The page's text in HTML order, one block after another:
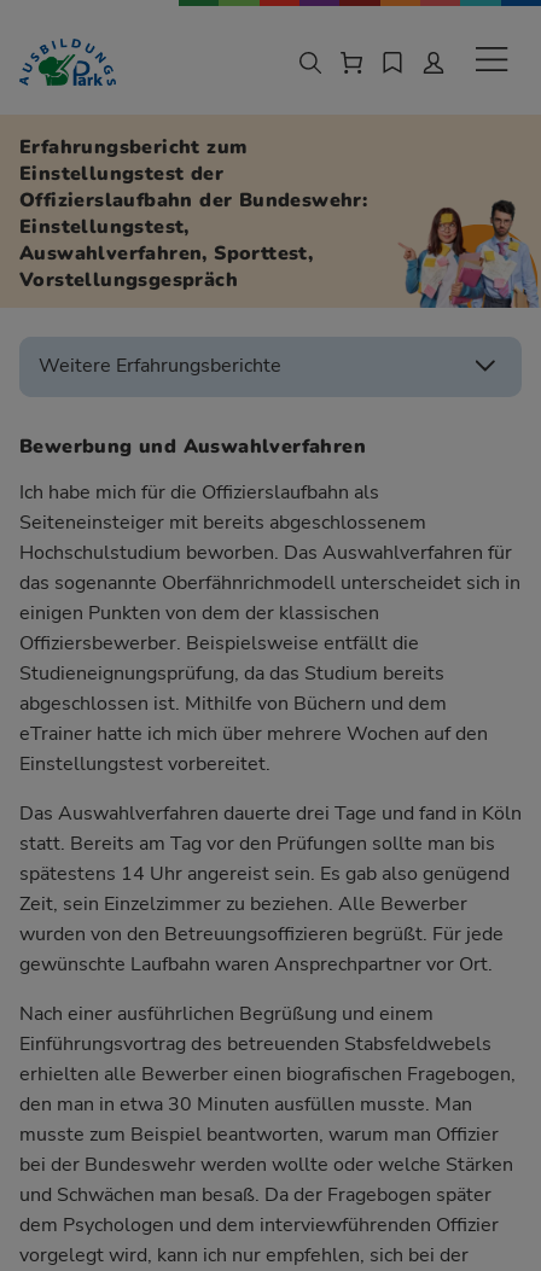
Zur Navigation springen
Zu den Hauptinhalten springen
Erfahrungsbericht zum
Einstellungstest der
Offizierslaufbahn der Bundeswehr:
Einstellungstest,
Auswahlverfahren, Sporttest,
Vorstellungsgespräch
Bewerbung und Auswahlverfahren
Ich habe mich für die Offizierslaufbahn als
Seiteneinsteiger mit bereits abgeschlossenem
Hochschulstudium beworben. Das Auswahlverfahren für
das sogenannte Oberfähnrichmodell unterscheidet sich in
einigen Punkten von dem der klassischen
Offiziersbewerber. Beispielsweise entfällt die
Studieneignungsprüfung, da das Studium bereits
abgeschlossen ist. Mithilfe von Büchern und dem
eTrainer hatte ich mich über mehrere Wochen auf den
Einstellungstest vorbereitet.
Das Auswahlverfahren dauerte drei Tage und fand in Köln
statt. Bereits am Tag vor den Prüfungen sollte man bis
spätestens 14 Uhr angereist sein. Es gab also genügend
Zeit, sein Einzelzimmer zu beziehen. Alle Bewerber
wurden von den Betreuungsoffizieren begrüßt. Für jede
gewünschte Laufbahn waren Ansprechpartner vor Ort.
Nach einer ausführlichen Begrüßung und einem
Einführungsvortrag des betreuenden Stabsfeldwebels
erhielten alle Bewerber einen biografischen Fragebogen,
den man in etwa 30 Minuten ausfüllen musste. Man
musste zum Beispiel beantworten, warum man Offizier
bei der Bundeswehr werden wollte oder welche Stärken
und Schwächen man besaß. Da der Fragebogen später
dem Psychologen und dem interviewführenden Offizier
vorgelegt wird, kann ich nur empfehlen, sich bei der
Weitere Erfahrungsberichte